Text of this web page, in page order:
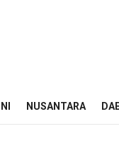
NUSANTARA